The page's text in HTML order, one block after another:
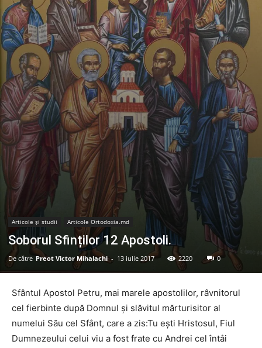
Articole şi studii Articole Ortodoxia.md
Soborul Sfinților 12 Apostoli.
De către Preot Victor Mihalachi - 13 iulie 2017 2220 0
Sfântul Apostol Petru, mai marele apostolilor, râvnitorul
cel fierbinte după Domnul şi slăvitul mărturisitor al
numelui Său cel Sfânt, care a zis:Tu eşti Hristosul, Fiul
Dumnezeului celui viu a fost frate cu Andrei cel întâi